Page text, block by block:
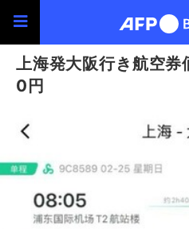
上海発大阪行き航空
0円